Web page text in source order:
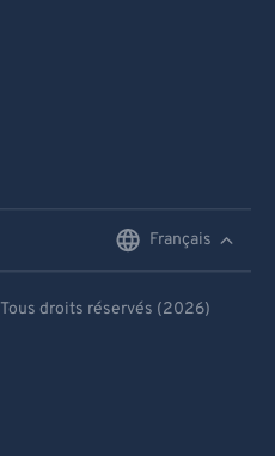
Français
Tous droits réservés (2026)